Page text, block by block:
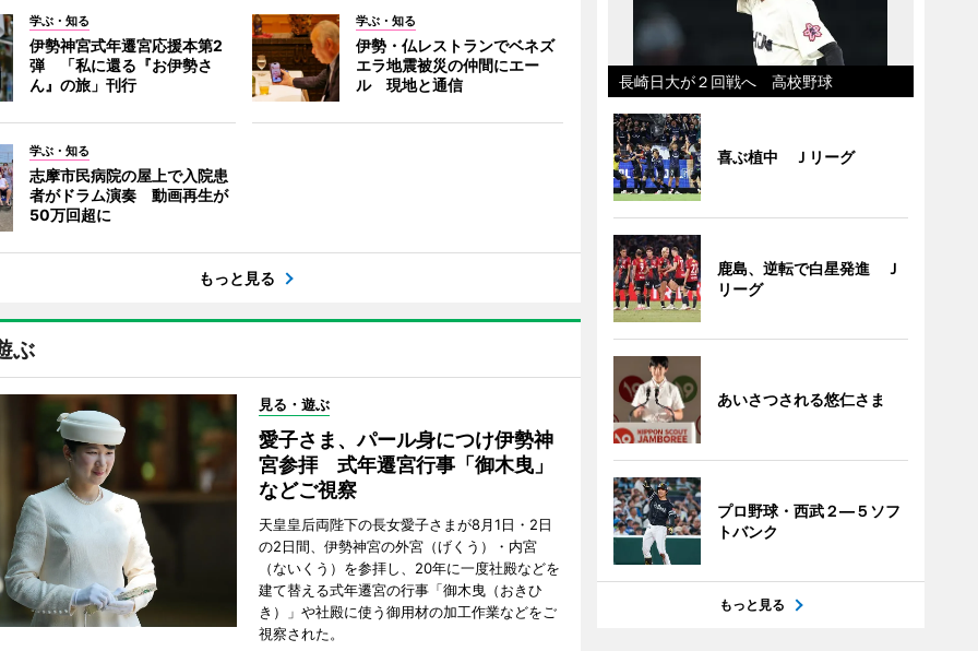
学ぶ・知る
伊勢神宮式年遷宮応援本第2
弾 「私に還る『お伊勢さ
ん』の旅」刊行
学ぶ・知る
伊勢・仏レストランでベネズ
エラ地震被災の仲間にエー
ル 現地と通信
学ぶ・知る
志摩市民病院の屋上で入院患
者がドラム演奏 動画再生が
50万回超に
もっと見る
ぶ
見る・遊ぶ
愛子さま、パール身につけ伊勢神
宮参拝 式年遷宮行事「御木曳」
などご視察
天皇皇后両陛下の長女愛子さまが8月1日・2日
の2日間、伊勢神宮の外宮（げくう）・内宮
（ないくう）を参拝し、20年に一度社殿などを
建て替える式年遷宮の行事「御木曳（おきひ
き）」や社殿に使う御用材の加工作業などをご
視察された。
長崎日大が２回戦へ 高校野球
喜ぶ植中 Ｊリーグ
鹿島、逆転で白星発進 Ｊ
リーグ
あいさつされる悠仁さま
プロ野球・西武２―５ソフ
トバンク
もっと見る